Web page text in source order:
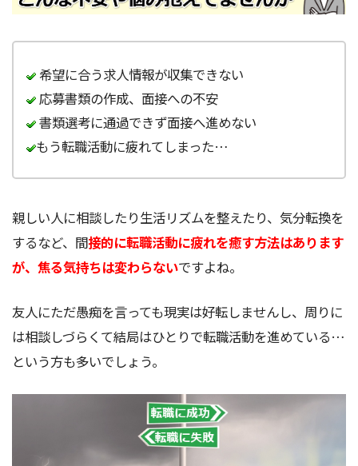
希望に合う求人情報が収集できない
応募書類の作成、面接への不安
書類選考に通過できず面接へ進めない
もう転職活動に疲れてしまった…
親しい人に相談したり生活リズムを整えたり、気分転換を
するなど、間接的に転職活動に疲れを癒す方法はあります
が、焦る気持ちは変わらないですよね。
友人にただ愚痴を言っても現実は好転しませんし、周りに
は相談しづらくて結局はひとりで転職活動を進めている…
という方も多いでしょう。